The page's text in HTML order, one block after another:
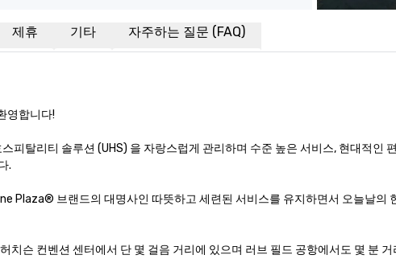
제휴 기타 자주하는 질문 (FAQ)
영합니다!
피탈리티 솔루션 (UHS) 을 자랑스럽게 관리하며 수준 높은 서비스, 현대적인
.
Plaza® 브랜드의 대명사인 따뜻하고 세련된 서비스를 유지하면서 오늘날의
치슨 컨벤션 센터에서 단 몇 걸음 거리에 있으며 러브 필드 공항에서도 몇 분 거